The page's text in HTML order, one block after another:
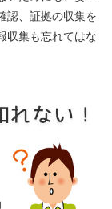
認、証拠の収集を
収集も忘れてはな